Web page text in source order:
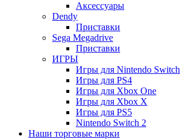
Аксессуары
Dendy
Приставки
Sega Megadrive
Приставки
ИГРЫ
Игры для Nintendo Switch
Игры для PS4
Игры для Xbox One
Игры для Xbox X
Игры для PS5
Nintendo Switch 2
Наши торговые марки